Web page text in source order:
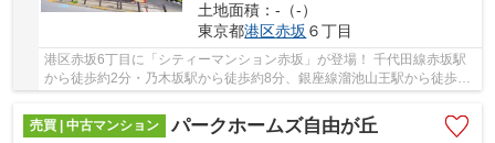
土地面積：-（-）
東京都港区赤坂 ６丁目
港区赤坂6丁目に「シティーマンション赤坂」が登場！ 千代田線赤坂駅
から徒歩約2分・乃木坂駅から徒歩約8分、銀座線溜池山王駅から徒歩約
売買 | 中古マンション
パークホームズ自由が丘